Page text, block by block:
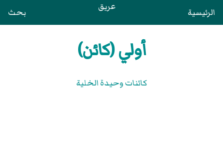
الرئيسية عريق بحث
أولي (كائن)
كائنات وحيدة الخلية